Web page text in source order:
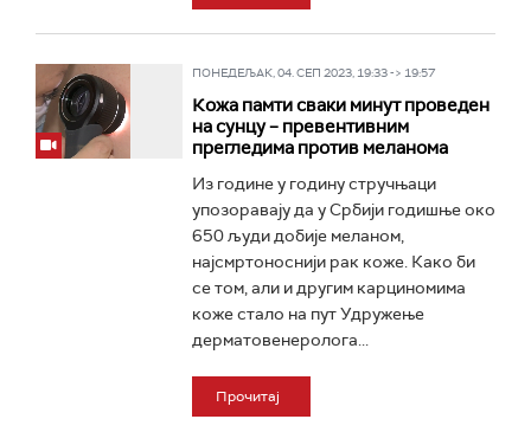
ПОНЕДЕЉАК, 04. СЕП 2023, 19:33 -> 19:57
Кожа памти сваки минут проведен
на сунцу – превентивним
прегледима против меланома
Из године у годину стручњаци
упозоравају да у Србији годишње око
650 људи добије меланом,
најсмртоноснији рак коже. Како би
се том, али и другим карциномима
коже стало на пут Удружење
дерматовенеролога...
Прочитај